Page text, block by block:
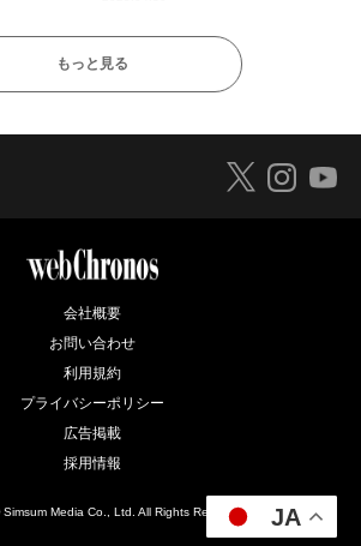
もっと見る
会社概要
お問い合わせ
利用規約
プライバシーポリシー
広告掲載
採用情報
Media Co., Ltd. All Rights Reserved. JA